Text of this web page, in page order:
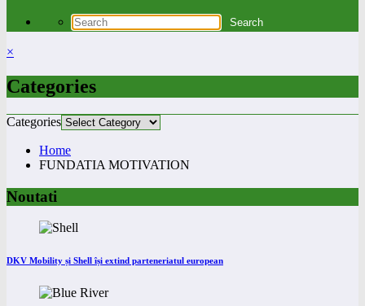
×
Categories
Categories
Home
FUNDATIA MOTIVATION
Noutati
DKV Mobility și Shell își extind parteneriatul european